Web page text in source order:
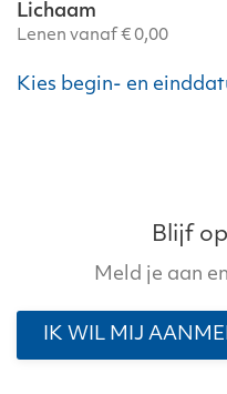
Lichaam
Lenen vanaf € 0,00
Kies begin- en
Blijf
Meld je aan
IK WIL MIJ